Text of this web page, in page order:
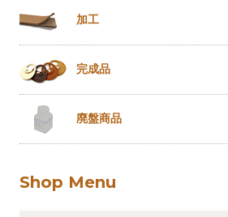
加工
完成品
廃盤商品
Shop Menu